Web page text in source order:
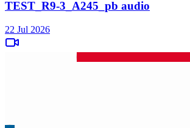
TEST_R9-3_A245_pb audio
22 Jul 2026